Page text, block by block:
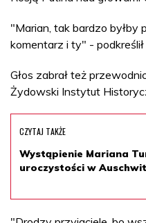
"Marian, tak bardzo byłby
komentarz i ty" -
Głos zabrał też
Żydowski Instytut
CZYTAJ TAKŻE
Wystąpienie Mariana
uroczystości w